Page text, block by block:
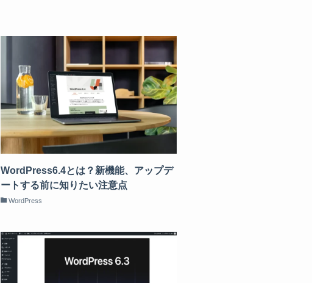
WordPress6.4とは？新機能、アップデ
ートする前に知りたい注意点
WordPress